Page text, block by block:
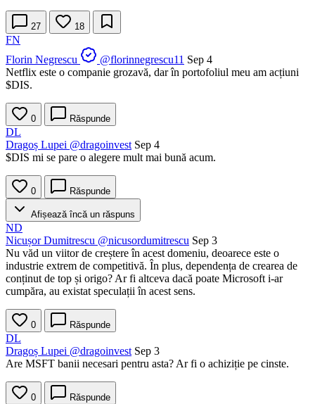
27 18
FN
Florin Negrescu
@florinnegrescu11 Sep 4
Netflix este o companie grozavă, dar în portofoliul meu am acțiuni
$DIS.
0 Răspunde
DL
Dragoș Lupei @dragoinvest Sep 4
$DIS mi se pare o alegere mult mai bună acum.
0 Răspunde
Afișează încă un răspuns
ND
Nicușor Dumitrescu @nicusordumitrescu Sep 3
Nu văd un viitor de creștere în acest domeniu, deoarece este o
industrie extrem de competitivă. În plus, dependența de crearea de
conținut de top și origo? Ar fi altceva dacă poate Microsoft i-ar
cumpăra, au existat speculații în acest sens.
0 Răspunde
DL
Dragoș Lupei @dragoinvest Sep 3
Are MSFT banii necesari pentru asta? Ar fi o achiziție pe cinste.
0 Răspunde